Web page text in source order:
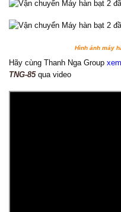
Hình ảnh máy
Hãy cùng Thanh Nga Group xem
TNG-85qua video